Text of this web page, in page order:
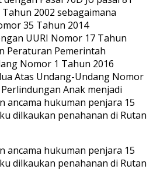
2002 sebagaimana
35 Tahun 2014
UURI Nomor 17 Tahun
Peraturan Pemerintah
Nomor 1 Tahun 2016
Atas Undang-Undang Nomor
Anak menjadi
ancama hukuman penjara 15
dilkaukan penahanan di Rutan
ancama hukuman penjara 15
dilkaukan penahanan di Rutan